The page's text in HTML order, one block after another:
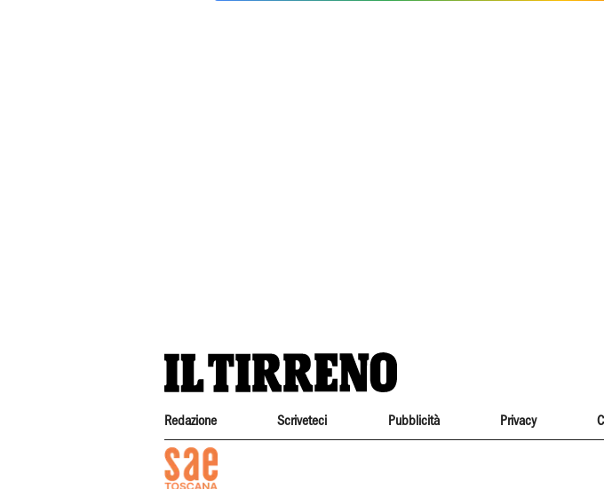
Redazione Scriveteci Pubblicità Privacy